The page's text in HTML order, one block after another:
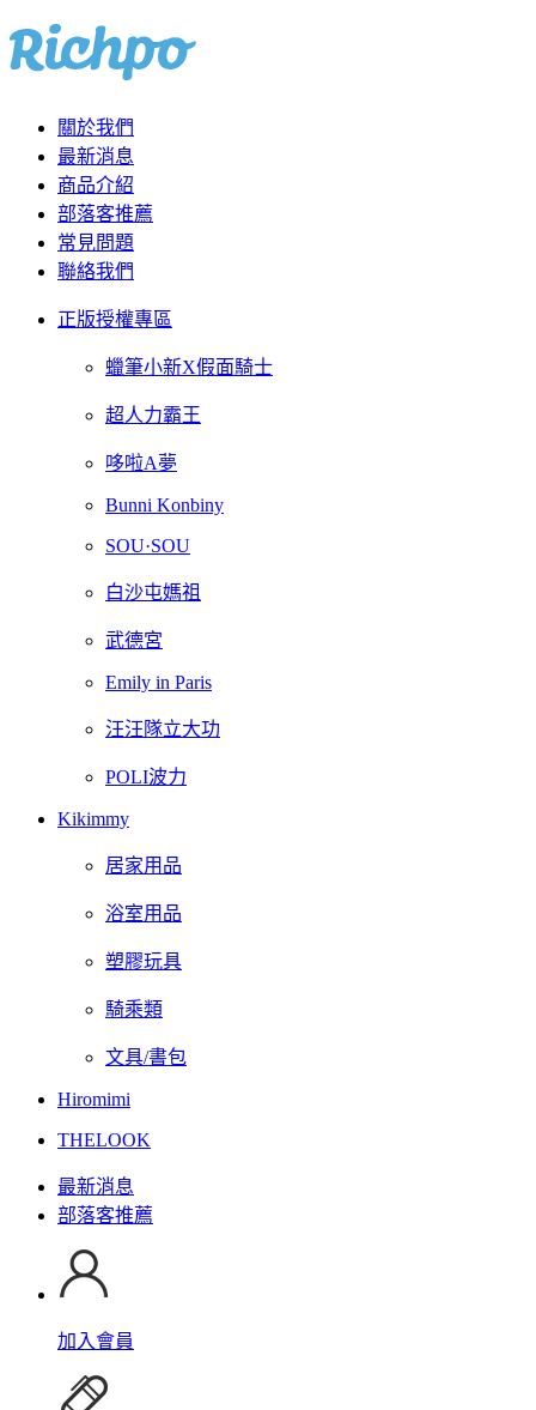
關於我們
最新消息
商品介紹
部落客推薦
常見問題
聯絡我們
正版授權專區
蠟筆小新X假面騎士
超人力霸王
哆啦A夢
Bunni Konbiny
SOU·SOU
白沙屯媽祖
武德宮
Emily in Paris
汪汪隊立大功
POLI波力
Kikimmy
居家用品
浴室用品
塑膠玩具
騎乘類
文具/書包
Hiromimi
THELOOK
最新消息
部落客推薦
加入會員